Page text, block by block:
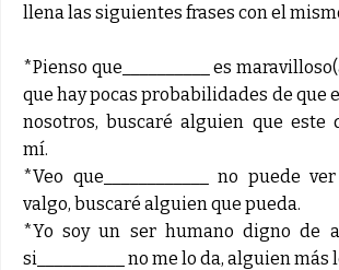
llena las siguientes frases con el
*Pienso que__________ es
que hay pocas probabilidades de que
nosotros, buscaré alguien que este
mí.
*Veo que____________ no puede
valgo, buscaré alguien que pueda.
*Yo soy un ser humano digno de
si__________ no me lo da, alguien más